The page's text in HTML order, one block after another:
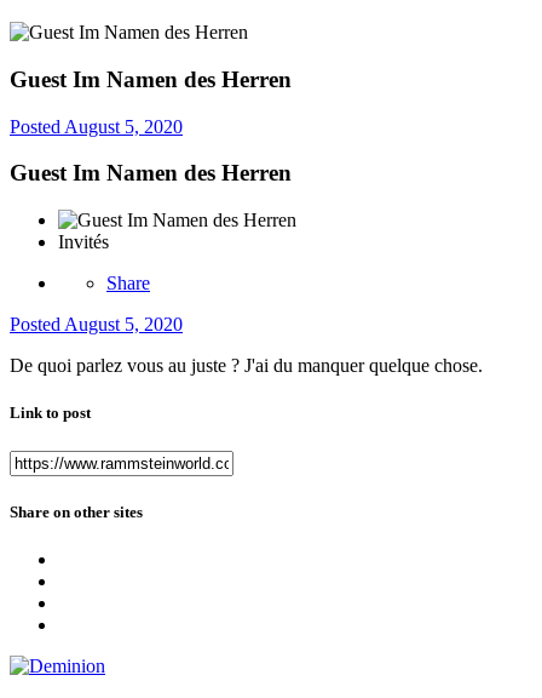
Guest Im Namen des Herren
Posted August 5, 2020
Guest Im Namen des Herren
Invités
Share
Posted August 5, 2020
De quoi parlez vous au juste ? J'ai du manquer quelque chose.
Link to post
Share on other sites